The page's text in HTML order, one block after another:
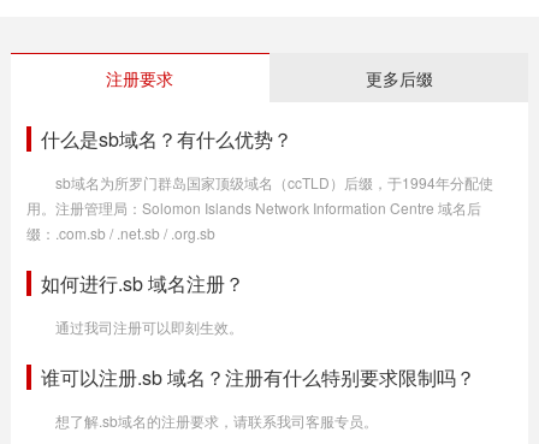
注册要求 更多后缀
什么是sb域名？有什么优势？
sb域名为所罗门群岛国家顶级域名（ccTLD）后缀，于1994年分配使
用。注册管理局：Solomon Islands Network Information Centre 域名后
缀：.com.sb / .net.sb / .org.sb
如何进行.sb 域名注册？
通过我司注册可以即刻生效。
谁可以注册.sb 域名？注册有什么特别要求限制吗？
想了解.sb域名的注册要求，请联系我司客服专员。